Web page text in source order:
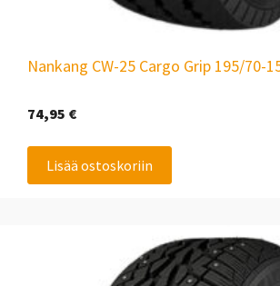
Nankang CW-25 Cargo Grip 195/70-
74,95 €
Lisää ostoskoriin